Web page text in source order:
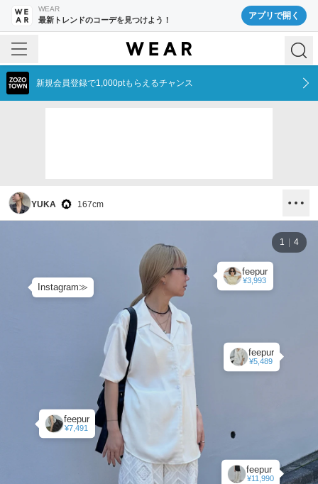
WEAR
最新トレンドのコーデを見つけよう！ アプリで開く
新規会員登録で1,000ptもらえるチャンス
YUKA 167cm
feepur
¥5,489
feepur
¥11,990
feepur
¥7,491
feepur
¥3,993
Instagram≫
1 4